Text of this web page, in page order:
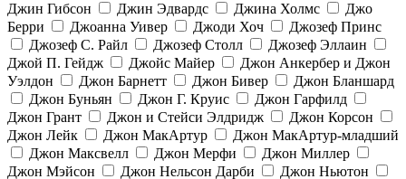
Джин Гибсон
Джин Эдвардс Джина Холмс
Джо
Берри
Джоанна Уивер Джоди Хоч
Джозеф Принс
Джозеф С. Райл
Джозеф Столл
Джозеф Эллаин
Джой П. Гейдж
Джойс Майер
Джон Анкербер и Джон
Уэлдон
Джон Барнетт Джон Бивер
Джон Бланшард
Джон Буньян
Джон Г. Круис
Джон Гарфилд
Джон Грант
Джон и Стейси Элдридж
Джон Корсон
Джон Лейк
Джон МакАртур
Джон МакАртур-младший
Джон Максвелл
Джон Мерфи
Джон Миллер
Джон Мэйсон
Джон Нельсон Дарби
Джон Ньютон